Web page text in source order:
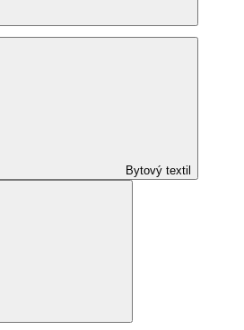
Bytový textil